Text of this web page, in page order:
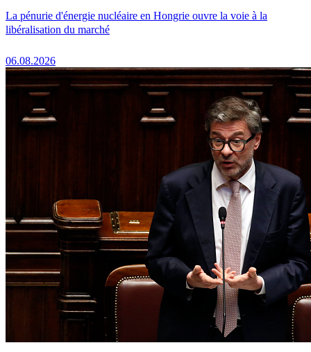
La pénurie d'énergie nucléaire en Hongrie ouvre la voie à la
libéralisation du marché
06.08.2026